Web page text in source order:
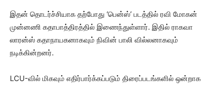
இதன் தொடர்ச்சியாக தற்போது ‘பென்ஸ்’ படத்தில் ரவி மோகன்
முன்னணி கதாபாத்திரத்தில் இணைந்துள்ளார். இதில் ராகவா
லாரன்ஸ் கதாநாயகனாகவும் நிவின் பாலி வில்லனாகவும்
நடிக்கின்றனர்.
LCU-வில் மிகவும் எதிர்பார்க்கப்படும் திரைப்படங்களில் ஒன்றாக